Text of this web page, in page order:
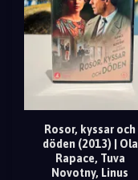
Rosor, kyssar och
döden (2013) | Ola
Rapace, Tuva
Novotny, Linus